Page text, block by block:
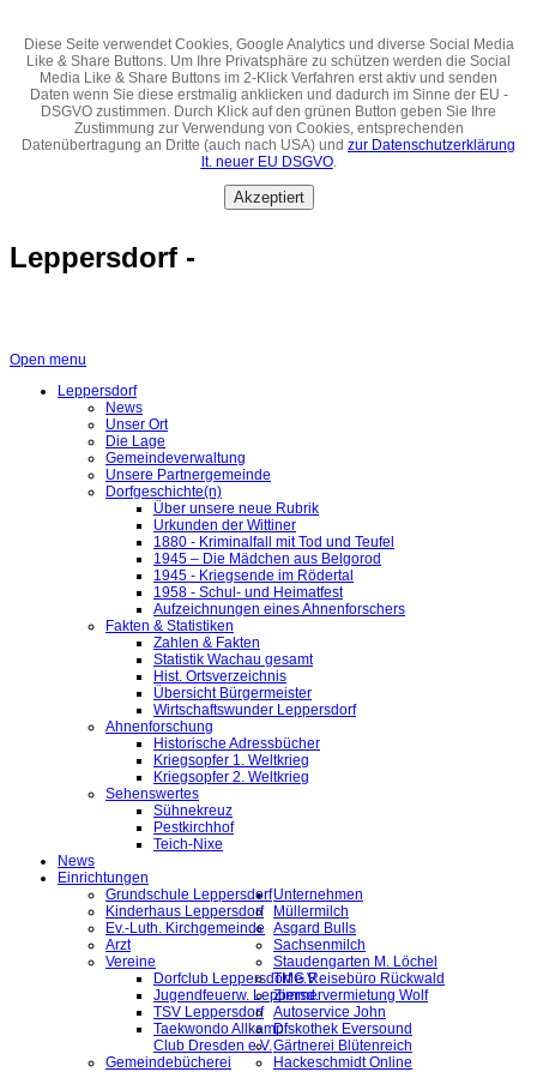
Diese Seite verwendet Cookies, Google Analytics und diverse Social Media
Like & Share Buttons. Um Ihre Privatsphäre zu schützen werden die Social
Media Like & Share Buttons im 2-Klick Verfahren erst aktiv und senden
Daten wenn Sie diese erstmalig anklicken und dadurch im Sinne der EU -
DSGVO zustimmen. Durch Klick auf den grünen Button geben Sie Ihre
Zustimmung zur Verwendung von Cookies, entsprechenden
Datenübertragung an Dritte (auch nach USA) und zur Datenschutzerklärung
lt. neuer EU DSGVO.
Akzeptiert
Leppersdorf -
Open menu
Leppersdorf
News
Unser Ort
Die Lage
Gemeindeverwaltung
Unsere Partnergemeinde
Dorfgeschichte(n)
Über unsere neue Rubrik
Urkunden der Wittiner
1880 - Kriminalfall mit Tod und Teufel
1945 – Die Mädchen aus Belgorod
1945 - Kriegsende im Rödertal
1958 - Schul- und Heimatfest
Aufzeichnungen eines Ahnenforschers
Fakten & Statistiken
Zahlen & Fakten
Statistik Wachau gesamt
Hist. Ortsverzeichnis
Übersicht Bürgermeister
Wirtschaftswunder Leppersdorf
Ahnenforschung
Historische Adressbücher
Kriegsopfer 1. Weltkrieg
Kriegsopfer 2. Weltkrieg
Sehenswertes
Sühnekreuz
Pestkirchhof
Teich-Nixe
News
Einrichtungen
Grundschule Leppersdorf
Kinderhaus Leppersdorf
Ev.-Luth. Kirchgemeinde
Arzt
Vereine
Dorfclub Leppersdorf e.V.
Jugendfeuerw. Leppersd.
TSV Leppersdorf
Taekwondo Allkampf
Club Dresden e.V.
Gemeindebücherei
Unternehmen
Müllermilch
Asgard Bulls
Sachsenmilch
Staudengarten M. Löchel
TMG Reisebüro Rückwald
Zimmervermietung Wolf
Autoservice John
Diskothek Eversound
Gärtnerei Blütenreich
Hackeschmidt Online